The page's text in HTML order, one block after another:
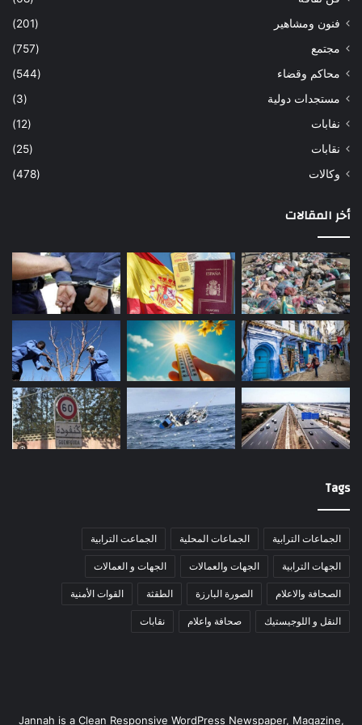
فنون ومشاهير
(201)
مجتمع
(757)
محاكم وقضاء
(544)
مستجدات دولية
(3)
نفابات
(12)
نقابات
(25)
وكالات
(478)
أخر المقالات
Tags
الجماعات الترابية الجماعات المحلية الجماعت الترابية
الجهات الترابية الجهات والعمالات الجهات و العمالات
الصحافة والاعلام الصورة البارزة الطقثة القوات الأمنية
النقل و اللوجيستيك صحافة واعلام نقابات
Jannah is a Clean Responsive WordPress Newspaper, Magazine,